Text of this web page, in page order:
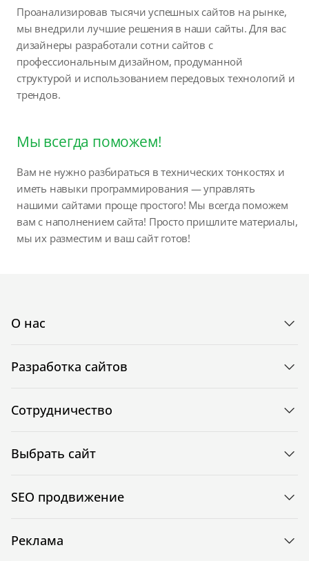
Проанализировав тысячи успешных сайтов на рынке,
мы внедрили лучшие решения в наши сайты. Для вас
дизайнеры разработали сотни сайтов с
профессиональным дизайном, продуманной
структурой и использованием передовых технологий и
трендов.
Мы всегда поможем!
Вам не нужно разбираться в технических тонкостях и
иметь навыки программирования — управлять
нашими сайтами проще простого! Мы всегда поможем
вам с наполнением сайта! Просто пришлите материалы,
мы их разместим и ваш сайт готов!
О нас
Разработка сайтов
Сотрудничество
Выбрать сайт
SEO продвижение
Реклама